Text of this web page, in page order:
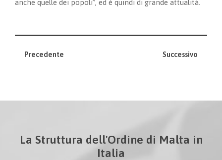
anche quelle dei popoli”, ed è quindi di grande attualità.
Precedente Successivo
La Struttura dell'Ordine di Malta in
Italia